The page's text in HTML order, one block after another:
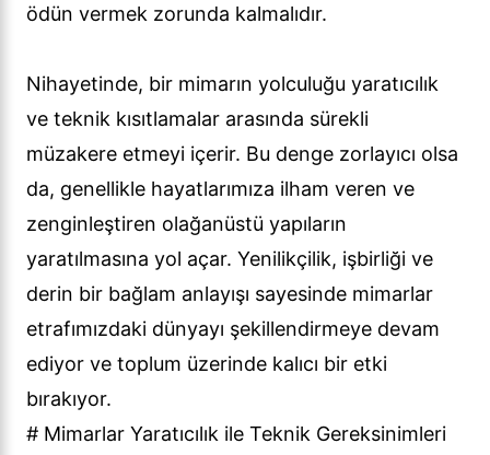
ödün vermek zorunda kalmalıdır.
Nihayetinde, bir mimarın yolculuğu yaratıcılık
ve teknik kısıtlamalar arasında sürekli
müzakere etmeyi içerir. Bu denge zorlayıcı olsa
da, genellikle hayatlarımıza ilham veren ve
zenginleştiren olağanüstü yapıların
yaratılmasına yol açar. Yenilikçilik, işbirliği ve
derin bir bağlam anlayışı sayesinde mimarlar
etrafımızdaki dünyayı şekillendirmeye devam
ediyor ve toplum üzerinde kalıcı bir etki
bırakıyor.
# Mimarlar Yaratıcılık ile Teknik Gereksinimleri